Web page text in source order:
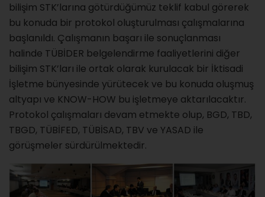
bilişim STK’larına götürdüğümüz teklif kabul görerek
bu konuda bir protokol oluşturulması çalışmalarına
başlanıldı. Çalışmanın başarı ile sonuçlanması
halinde TÜBİDER belgelendirme faaliyetlerini diğer
bilişim STK’ları ile ortak olarak kurulacak bir İktisadi
İşletme bünyesinde yürütecek ve bu konuda oluşmuş
altyapı ve KNOW-HOW bu işletmeye aktarılacaktır.
Protokol çalışmaları devam etmekte olup, BGD, TBD,
TBGD, TÜBİFED, TÜBİSAD, TBV ve YASAD ile
görüşmeler sürdürülmektedir.